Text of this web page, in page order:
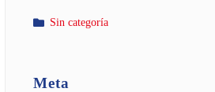
Sin categoría
Meta